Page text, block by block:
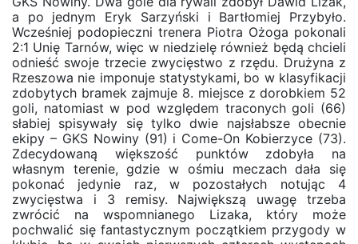
a po jednym Eryk Sarzyński i Bartłomiej Przybyło.
Wcześniej podopieczni trenera Piotra Ożoga pokonali
2:1 Unię Tarnów, więc w niedzielę również będą chcieli
odnieść swoje trzecie zwycięstwo z rzędu. Drużyna z
Rzeszowa nie imponuje statystykami, bo w klasyfikacji
zdobytych bramek zajmuje 8. miejsce z dorobkiem 52
goli, natomiast w pod względem traconych goli (66)
słabiej spisywały się tylko dwie najsłabsze obecnie
ekipy – GKS Nowiny (91) i Come-On Kobierzyce (73).
Zdecydowaną większość punktów zdobyła na
własnym terenie, gdzie w ośmiu meczach dała się
pokonać jedynie raz, w pozostałych notując 4
zwycięstwa i 3 remisy. Największą uwagę trzeba
zwrócić na wspomnianego Lizaka, który może
pochwalić się fantastycznym początkiem przygody w